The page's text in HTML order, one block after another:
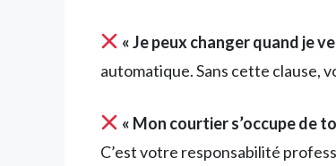
« Je peux changer quand je
automatique. Sans cette clause,
« Mon courtier s’occupe de
C’est votre responsabilité